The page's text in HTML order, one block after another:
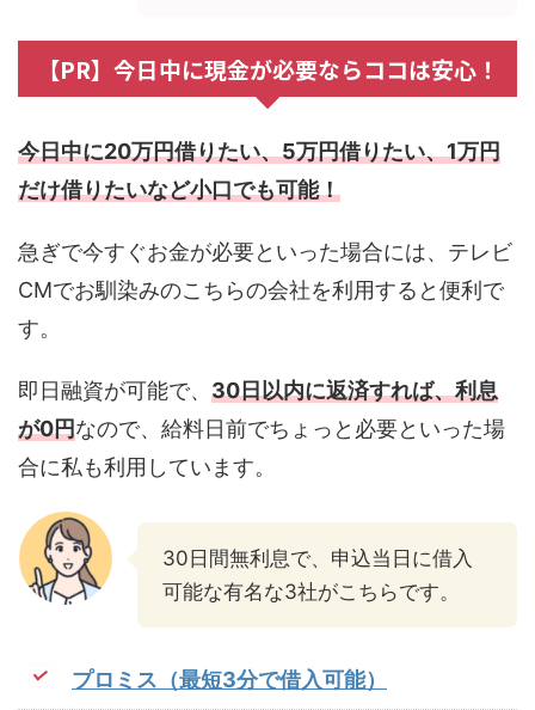
【PR】今日中に現金が必要ならココは安心！
今日中に20万円借りたい、5万円借りたい、1万円
だけ借りたいなど小口でも可能！
急ぎで今すぐお金が必要といった場合には、テレビ
CMでお馴染みのこちらの会社を利用すると便利で
す。
即日融資が可能で、 30日以内に返済すれば、利息
が0円なので、給料日前でちょっと必要といった場
合に私も利用しています。
30日間無利息で、申込当日に借入
可能な有名な3社がこちらです。
プロミス（最短3分で借入可能）